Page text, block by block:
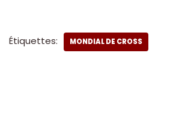
Étiquettes: MONDIAL DE CROSS